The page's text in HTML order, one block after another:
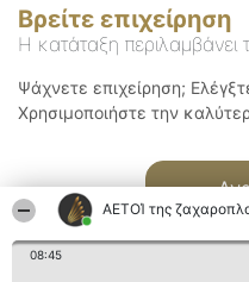
ΑΕΤΟΊ της
08:45
Βρείτε επιχείρηση
Η κατάταξη
Ψάχνετε επιχείρηση;
Χρησιμοποιήστε την